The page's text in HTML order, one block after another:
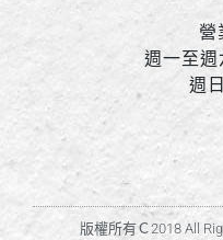
營
週一至
週
版權所有Ｃ2018 All